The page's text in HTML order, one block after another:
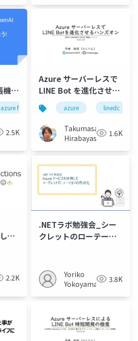
機能
や
azure functions azure openai
2.5K
Azure サーバーレスで
LINE Bot を進化させる
ハンズオン
azure linedc
Takumasa
Hirabayashi
1.6K
て
2.2K
.NETラボ勉強会_シー
クレットのローテーシ
Yoriko
Yokoyama
3.8K